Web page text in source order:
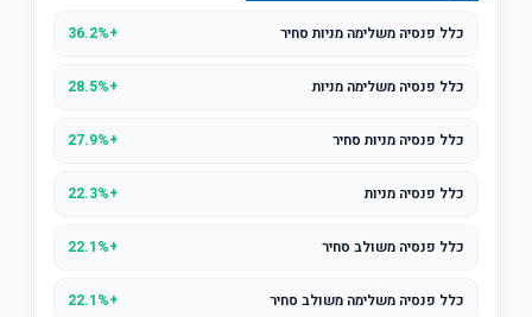
כלל פנסיה משלימה מניות סחיר +36.2%
כלל פנסיה משלימה מניות +28.5%
כלל פנסיה מניות סחיר +27.9%
כלל פנסיה מניות +22.3%
כלל פנסיה משולב סחיר +22.1%
כלל פנסיה משלימה משולב סחיר +22.1%